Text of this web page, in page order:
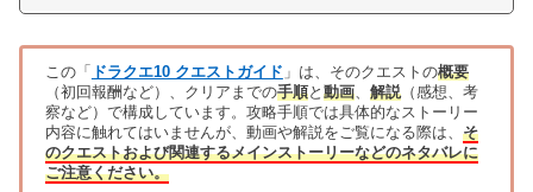
この「 ドラクエ10 クエストガイド 」は、そのクエストの概要
（初回報酬など）、クリアまでの手順と 動画、 解説（感想、考
察など）で構成しています。攻略手順では具体的なストーリー
内容に触れてはいませんが、動画や解説をご覧になる際は、 そ
のクエストおよび関連するメインストーリーなどのネタバレに
ご注意ください。